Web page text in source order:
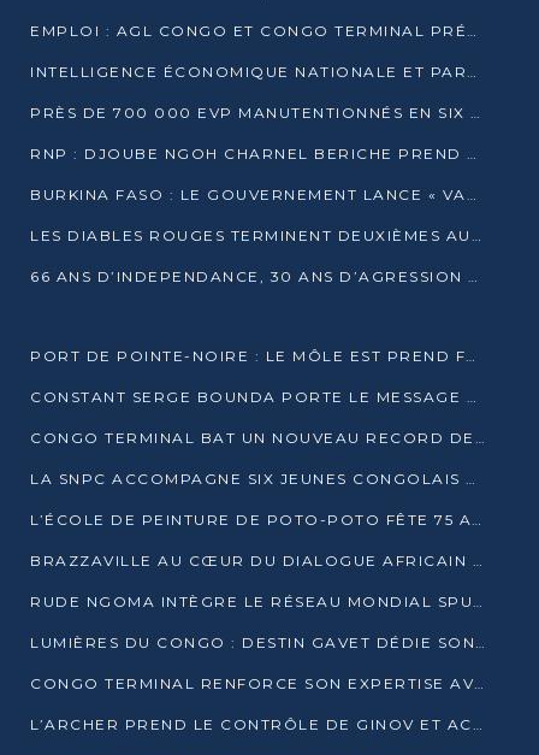
EMPLOI : AGL CONGO ET CONGO TERMINAL PRÉSÉLECTIONNENT PLUS DE 70 JEUNES À POINTE-NOIRE
INTELLIGENCE ÉCONOMIQUE NATIONALE ET PARTENARIATS INTERNATIONAUX : VERS UNE DOCTRINE SOUVERAINE DE SÉCURITÉ ÉCONOMIQUE
PRÈS DE 700 000 EVP MANUTENTIONNÉS EN SIX MOIS PAR CONGO TERMINAL
RNP : DJOUBE NGOH CHARNEL BERICHE PREND LES RÊNES DU PARTI
BURKINA FASO : LE GOUVERNEMENT LANCE « VACANCES UTILES 2026 » POUR FORMER LES ÉLÈVES À 15 MÉTIERS
LES DIABLES ROUGES TERMINENT DEUXIÈMES AU CHAMPIONNAT D’AFRIQUE ZONE 3
66 ANS D’INDEPENDANCE, 30 ANS D’AGRESSION RWAN DAISE : 4 PRESIDENCES, UN ECHEC COLLECTIF
PORT DE POINTE-NOIRE : LE MÔLE EST PREND FORME ET VISE LES GÉANTS DES MERS
CONSTANT SERGE BOUNDA PORTE LE MESSAGE DE COMPASSION DE DENIS SASSOU NGUESSO EN IRAN
CONGO TERMINAL BAT UN NOUVEAU RECORD DE PRODUCTIVITÉ AU PORT DE POINTE-NOIRE
LA SNPC ACCOMPAGNE SIX JEUNES CONGOLAIS AUX OLYMPIADES PANAFRICAINES DE MATHÉMATIQUES
L’ÉCOLE DE PEINTURE DE POTO-POTO FÊTE 75 ANS AU SERVICE DE L’ART CONGOLAIS
BRAZZAVILLE AU CŒUR DU DIALOGUE AFRICAIN SUR LES OBJECTIFS DE DÉVELOPPEMENT DURABLE
RUDE NGOMA INTÈGRE LE RÉSEAU MONDIAL SPUTNIK PRO APRÈS UNE FORMATION À MOSCOU
LUMIÈRES DU CONGO : DESTIN GAVET DÉDIE SON PRIX À L’UNITÉ NATIONALE ET À LA JEUNESSE
CONGO TERMINAL RENFORCE SON EXPERTISE AVEC NEUF NOUVEAUX FORMATEURS EN ENGINS PORTUAIRES
L’ARCHER PREND LE CONTRÔLE DE GINOV ET ACCÉLÈRE SON VIRAGE NUMÉRIQUE